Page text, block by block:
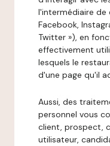
l'intermédiaire de
Facebook,
Twitter »), en
effectivement
lesquels le
d'une page qu'il
Aussi, des
personnel vous
client, prospect,
utilisateur,